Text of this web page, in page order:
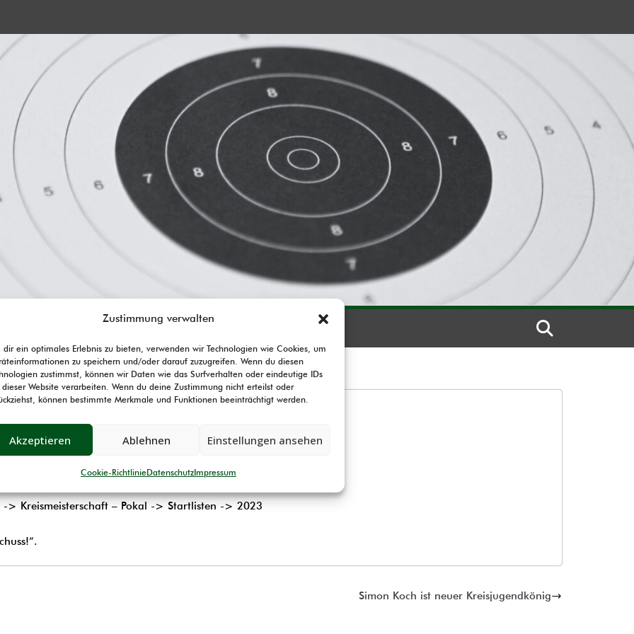
Zustimmung verwalten
dir ein optimales Erlebnis zu bieten, verwenden wir Technologien wie Cookies, um
zu speichern und/oder darauf zuzugreifen. Wenn du diesen
zustimmst, können wir Daten wie das Surfverhalten oder eindeutige IDs
Website verarbeiten. Wenn du deine Zustimmung nicht erteilst oder
können bestimmte Merkmale und Funktionen beeinträchtigt werden.
Akzeptieren Ablehnen Einstellungen ansehen
Cookie-RichtlinieDatenschutzImpressum
2023
> Kreismeisterschaft – Pokal -> Startlisten -> 2023
Simon Koch ist neuer Kreisjugendkönig